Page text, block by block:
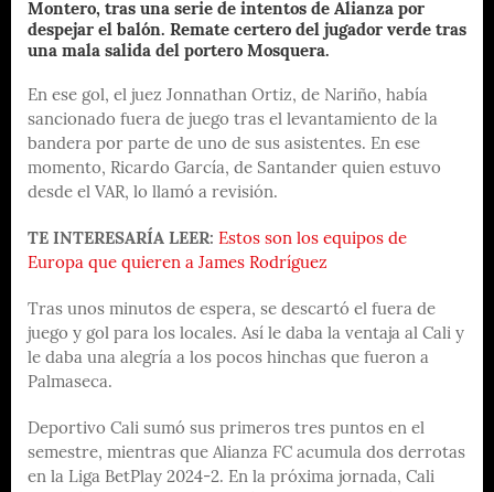
Montero, tras una serie de intentos de Alianza por
despejar el balón. Remate certero del jugador verde tras
una mala salida del portero Mosquera.
En ese gol, el juez Jonnathan Ortiz, de Nariño, había
sancionado fuera de juego tras el levantamiento de la
bandera por parte de uno de sus asistentes. En ese
momento, Ricardo García, de Santander quien estuvo
desde el VAR, lo llamó a revisión.
TE INTERESARÍA LEER: Estos son los equipos de
Europa que quieren a James Rodríguez
Tras unos minutos de espera, se descartó el fuera de
juego y gol para los locales. Así le daba la ventaja al Cali y
le daba una alegría a los pocos hinchas que fueron a
Palmaseca.
Deportivo Cali sumó sus primeros tres puntos en el
semestre, mientras que Alianza FC acumula dos derrotas
en la Liga BetPlay 2024-2. En la próxima jornada, Cali